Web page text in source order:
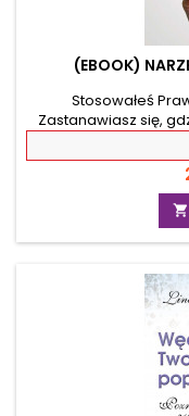
(EBOOK)
Stosowałeś
Zastanawiasz się,
zrozumiesz jego
punktowy plan
skutecznie
rozwoju
Twoją intuicję i
pozytywną energię.
